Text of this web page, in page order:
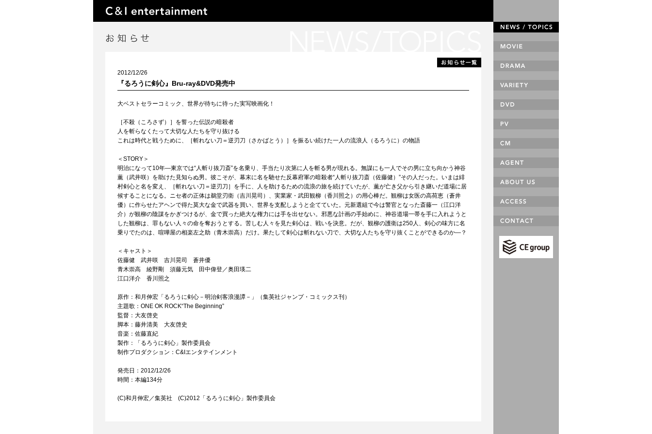
2012/12/26
『るろうに剣心』Bru-ray&DVD発売中
大ベストセラーコミック、世界が待ちに待った実写映画化！
［不殺（ころさず）］を誓った伝説の暗殺者
人を斬らなくたって大切な人たちを守り抜ける
これは時代と戦うために、［斬れない刀＝逆刃刀（さかばとう）］を振るい続けた一人の流浪人（るろうに）の物語
＜STORY＞
明治になって10年—東京では“人斬り抜刀斎”を名乗り、手当たり次第に人を斬る男が現れる。無謀にも一人でその男に立ち向かう神谷
薫（武井咲）を助けた見知らぬ男。彼こそが、幕末に名を馳せた反幕府軍の暗殺者“人斬り抜刀斎（佐藤健）”その人だった。いまは緋
村剣心と名を変え、［斬れない刀＝逆刃刀］を手に、人を助けるための流浪の旅を続けていたが、薫が亡き父から引き継いだ道場に居
候することになる。ニセ者の正体は鵜堂刃衛（吉川晃司）、実業家・武田観柳（香川照之）の用心棒だ。観柳は女医の高荷恵（蒼井
優）に作らせたアヘンで得た莫大な金で武器を買い、世界を支配しようと企てていた。元新選組で今は警官となった斎藤一（江口洋
介）が観柳の陰謀をかぎつけるが、金で買った絶大な権力には手を出せない。邪悪な計画の手始めに、神谷道場一帯を手に入れようと
した観柳は、罪もない人々の命を奪おうとする。苦しむ人々を見た剣心は、戦いを決意。だが、観柳の護衛は250人、剣心の味方に名
乗りでたのは、喧嘩屋の相楽左之助（青木崇高）だけ。果たして剣心は斬れない刀で、大切な人たちを守り抜くことができるのか—？
＜キャスト＞
佐藤健 武井咲 吉川晃司 蒼井優
青木崇高 綾野剛 須藤元気 田中偉登／奥田瑛二
江口洋介 香川照之
原作：和月伸宏「るろうに剣心－明治剣客浪漫譚－」（集英社ジャンプ・コミックス刊）
主題歌：ONE OK ROCK“The Beginning”
監督：大友啓史
脚本：藤井清美 大友啓史
音楽：佐藤直紀
製作：「るろうに剣心」製作委員会
制作プロダクション：C&Iエンタテインメント
発売日：2012/12/26
時間：本編134分
(C)和月伸宏／集英社 (C)2012「るろうに剣心」製作委員会